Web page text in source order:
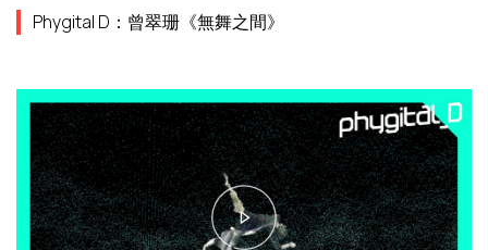
Phygital D：曾翠珊《無舞之間》